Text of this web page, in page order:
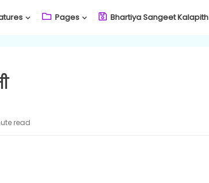
Pages Bhartiya Sangeet Kalapith
read